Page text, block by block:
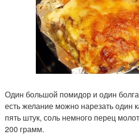
Один большой помидор и один
есть желание можно нарезать один
пять штук, соль немного перец
200 грамм.